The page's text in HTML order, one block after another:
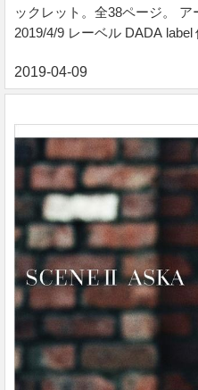
ックレット。全38ページ。 ア
2019/4/9 レーベル DADA
デジタルブックレット ファン
Fellows』のデジタルブック
・撮りおろし写真 収録コン
楽ライターライナーノーツ